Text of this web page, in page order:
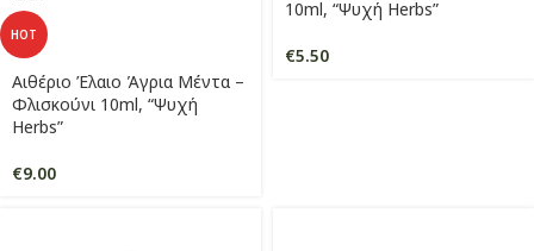
HOT
Αιθέριο Έλαιο Άγρια Μέντα –
Φλισκούνι 10ml, “Ψυχή
Herbs”
€9.00
10ml, “Ψυχή Herbs”
€5.50